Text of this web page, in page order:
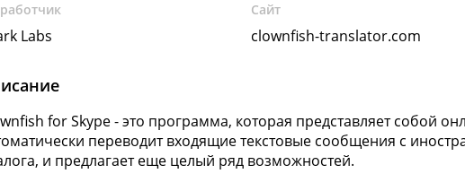
Labs
Сайт
clownfish-translator.com
for Skype - это программа, которая представляет собой
переводит входящие текстовые сообщения с
и предлагает еще целый ряд возможностей.